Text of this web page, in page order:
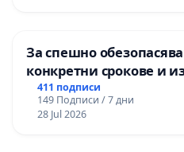
За спешно
конкретни срокове и
цялостна
републиканския път
„Тракия“ - гр. Ихтиман
411 подписи
149 Подписи / 7 дни
28 Jul 2026